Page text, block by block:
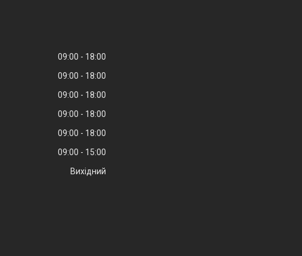
09:00
18:00
09:00
18:00
09:00
18:00
09:00
18:00
09:00
18:00
09:00
15:00
Вихідний